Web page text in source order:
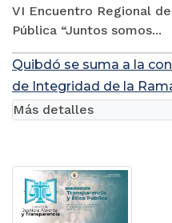
VI Encuentro Regional
Pública “Juntos somos...
Quibdó se suma a la
de Integridad de la
Más detalles